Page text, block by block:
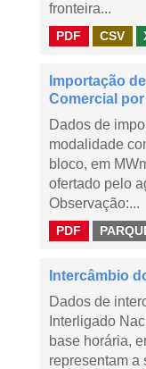
fronteira...
PDF CSV
Importação
Comercial
Dados de
modalidade
bloco, em
ofertado pelo
Observação:...
PDF
Intercâmbio
Dados de
Interligado
base horária,
representam a